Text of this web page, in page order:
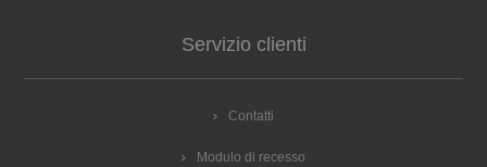
Servizio clienti
Contatti
Modulo di recesso